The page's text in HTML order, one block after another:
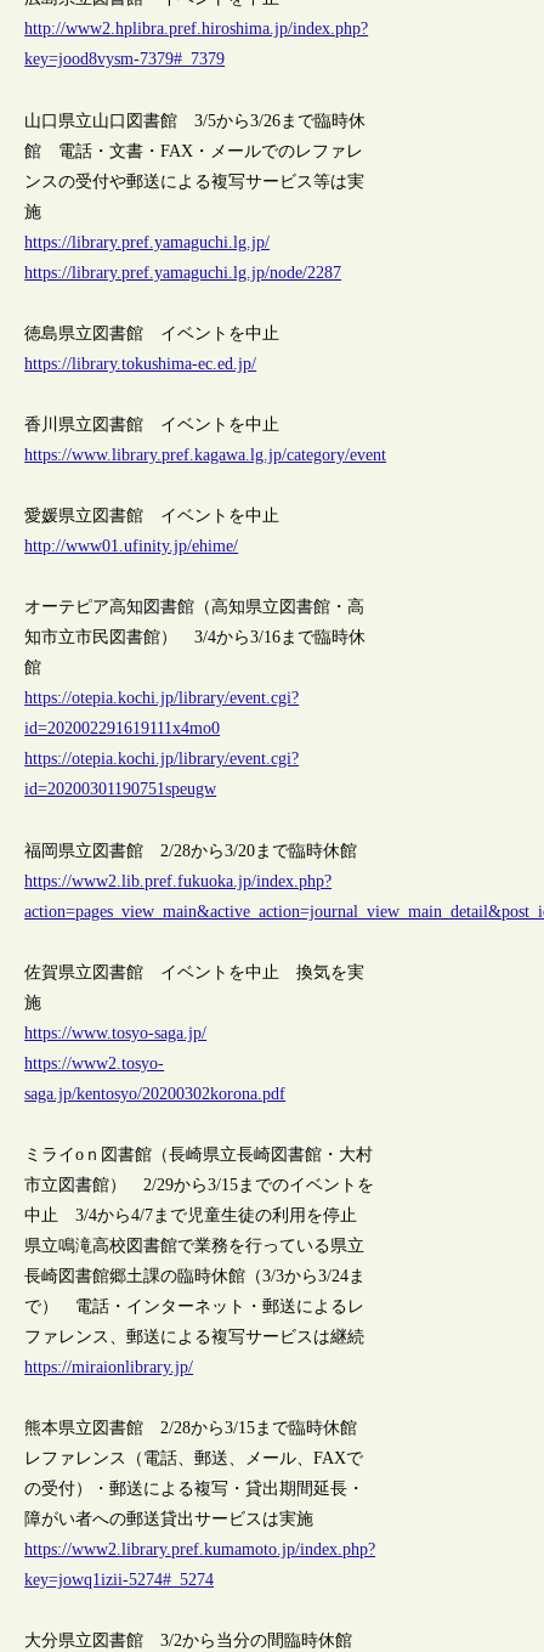
http://www2.hplibra.pref.hiroshima.jp/index.php?
key=jood8vysm-7379#_7379
山口県立山口図書館 3/5から3/26まで臨時休
館 電話・文書・FAX・メールでのレファレ
ンスの受付や郵送による複写サービス等は実
施
https://library.pref.yamaguchi.lg.jp/
https://library.pref.yamaguchi.lg.jp/node/2287
徳島県立図書館 イベントを中止
https://library.tokushima-ec.ed.jp/
香川県立図書館 イベントを中止
https://www.library.pref.kagawa.lg.jp/category/event
愛媛県立図書館 イベントを中止
http://www01.ufinity.jp/ehime/
オーテピア高知図書館（高知県立図書館・高
知市立市民図書館） 3/4から3/16まで臨時休
館
https://otepia.kochi.jp/library/event.cgi?
id=202002291619111x4mo0
https://otepia.kochi.jp/library/event.cgi?
id=20200301190751speugw
福岡県立図書館 2/28から3/20まで臨時休館
https://www2.lib.pref.fukuoka.jp/index.php?
佐賀県立図書館 イベントを中止 換気を実
施
https://www.tosyo-saga.jp/
https://www2.tosyo-
saga.jp/kentosyo/20200302korona.pdf
ミライoｎ図書館（長崎県立長崎図書館・大村
市立図書館） 2/29から3/15までのイベントを
中止 3/4から4/7まで児童生徒の利用を停止
県立鳴滝高校図書館で業務を行っている県立
長崎図書館郷土課の臨時休館（3/3から3/24ま
で） 電話・インターネット・郵送によるレ
ファレンス、郵送による複写サービスは継続
https://miraionlibrary.jp/
熊本県立図書館 2/28から3/15まで臨時休館
レファレンス（電話、郵送、メール、FAXで
の受付）・郵送による複写・貸出期間延長・
障がい者への郵送貸出サービスは実施
https://www2.library.pref.kumamoto.jp/index.php?
key=jowq1izii-5274#_5274
大分県立図書館 3/2から当分の間臨時休館